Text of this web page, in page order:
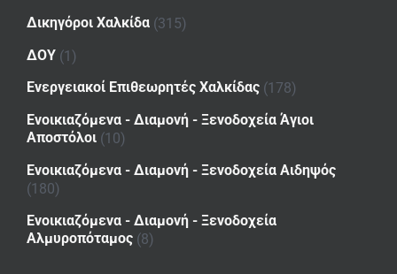
Δικηγόροι Χαλκίδα (315)
ΔΟΥ (1)
Ενεργειακοί Επιθεωρητές Χαλκίδας (178)
Ενοικιαζόμενα - Διαμονή - Ξενοδοχεία Άγιοι
Αποστόλοι (10)
Ενοικιαζόμενα - Διαμονή - Ξενοδοχεία Αιδηψός
(180)
Ενοικιαζόμενα - Διαμονή - Ξενοδοχεία
Αλμυροπόταμος (8)